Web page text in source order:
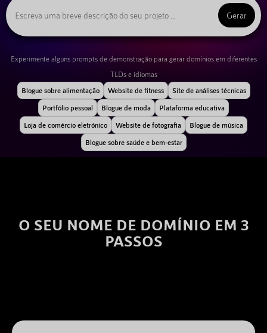
Experimente alguns prompts de demonstração para gerar domínios em diferentes
TLDs e idiomas
Blogue sobre alimentação
Website de fitness Site de análises técnicas
Portfólio pessoal Blogue de moda Plataforma educativa
Loja de comércio eletrónico Website de fotografia Blogue de música
Blogue sobre saúde e bem-estar
O SEU NOME DE DOMÍNIO EM 3
PASSOS